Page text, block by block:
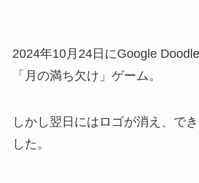
2024年10月24日にGoogle
「月の満ち欠け」ゲーム。
しかし翌日にはロゴが消え、で
した。